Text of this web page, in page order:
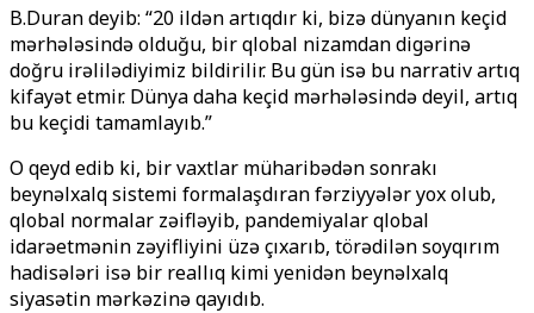
B.Duran deyib: “20 ildən artıqdır ki, bizə dünyanın keçid
mərhələsində olduğu, bir qlobal nizamdan digərinə
doğru irəlilədiyimiz bildirilir. Bu gün isə bu narrativ artıq
kifayət etmir. Dünya daha keçid mərhələsində deyil, artıq
bu keçidi tamamlayıb.”
O qeyd edib ki, bir vaxtlar müharibədən sonrakı
beynəlxalq sistemi formalaşdıran fərziyyələr yox olub,
qlobal normalar zəifləyib, pandemiyalar qlobal
idarəetmənin zəyifliyini üzə çıxarıb, törədilən soyqırım
hadisələri isə bir reallıq kimi yenidən beynəlxalq
siyasətin mərkəzinə qayıdıb.